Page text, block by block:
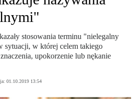
stosowania terminu "nielegalny
sytuacji, w której celem takiego
upokorzenie lub nękanie
01.10.2019 13:54